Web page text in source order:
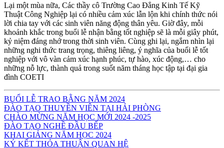
Lại một mùa nữa, Các thầy cô Trường Cao Đẳng Kinh Tế Kỹ
Thuật Công Nghiệp lại có nhiều cảm xúc lẫn lộn khi chính thức nói
lời chia tay với các sinh viên năng động thân yêu. Giờ đây, mỗi
khoảnh khắc trong buổi lễ nhận bằng tốt nghiệp sẽ là mỗi giây phút,
kỷ niệm đáng nhớ trong thời sinh viên. Cùng ghi lại, ngắm nhìn lại
những nghi thức trang trọng, thiêng liêng, ý nghĩa của buổi lễ tốt
nghiệp với vô vàn cảm xúc hạnh phúc, tự hào, xúc động,… cho
những nỗ lực, thành quả trong suốt năm tháng học tập tại đại gia
đình COETI
BUỔI LỄ TRAO BẰNG NĂM 2024
ĐÀO TẠO THUYỀN VIÊN TẠI HẢI PHÒNG
CHÀO MỪNG NĂM HỌC MỚI 2024 -2025
ĐÀO TẠO NGHỀ ĐẦU BẾP
KHAI GIẢNG NĂM HỌC 2024
KÝ KẾT THỎA THUẬN QUAN HỆ